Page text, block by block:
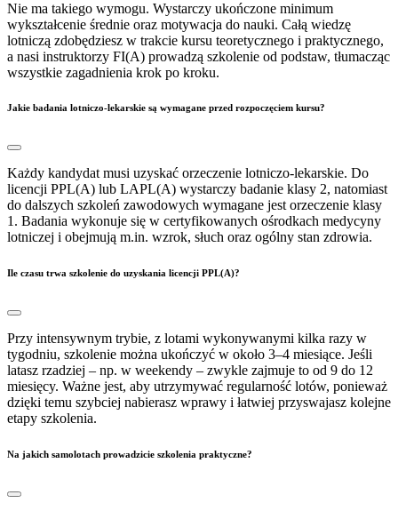
Nie ma takiego wymogu. Wystarczy ukończone minimum
wykształcenie średnie oraz motywacja do nauki. Całą wiedzę
lotniczą zdobędziesz w trakcie kursu teoretycznego i praktycznego,
a nasi instruktorzy FI(A) prowadzą szkolenie od podstaw, tłumacząc
wszystkie zagadnienia krok po kroku.
Jakie badania lotniczo-lekarskie są wymagane przed rozpoczęciem kursu?
Każdy kandydat musi uzyskać orzeczenie lotniczo-lekarskie. Do
licencji PPL(A) lub LAPL(A) wystarczy badanie klasy 2, natomiast
do dalszych szkoleń zawodowych wymagane jest orzeczenie klasy
1. Badania wykonuje się w certyfikowanych ośrodkach medycyny
lotniczej i obejmują m.in. wzrok, słuch oraz ogólny stan zdrowia.
Ile czasu trwa szkolenie do uzyskania licencji PPL(A)?
Przy intensywnym trybie, z lotami wykonywanymi kilka razy w
tygodniu, szkolenie można ukończyć w około 3–4 miesiące. Jeśli
latasz rzadziej – np. w weekendy – zwykle zajmuje to od 9 do 12
miesięcy. Ważne jest, aby utrzymywać regularność lotów, ponieważ
dzięki temu szybciej nabierasz wprawy i łatwiej przyswajasz kolejne
etapy szkolenia.
Na jakich samolotach prowadzicie szkolenia praktyczne?